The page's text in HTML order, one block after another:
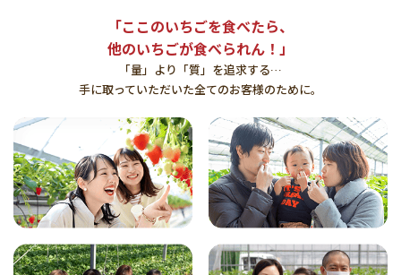
「ここのいちごを食べたら、
他のいちごが食べられん！」
「量」より「質」を追求する…
手に取っていただいた全てのお客様のために。